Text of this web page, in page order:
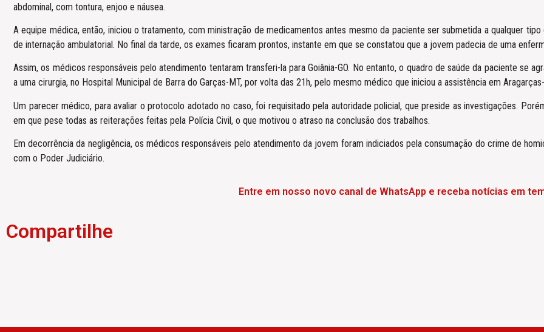
abdominal, com tontura, enjoo e náusea.
A equipe médica, então, iniciou o tratamento, com ministração de medicamentos antes mesmo da paciente ser submetida a qualquer
de internação ambulatorial. No final da tarde, os exames ficaram prontos, instante em que se constatou que a jovem padecia de uma
Assim, os médicos responsáveis pelo atendimento tentaram transferi-la para Goiânia-GO. No entanto, o quadro de saúde da paciente se
a uma cirurgia, no Hospital Municipal de Barra do Garças-MT, por volta das 21h, pelo mesmo médico que iniciou a assistência em
Um parecer médico, para avaliar o protocolo adotado no caso, foi requisitado pela autoridade policial, que preside as investigações.
em que pese todas as reiterações feitas pela Polícia Civil, o que motivou o atraso na conclusão dos trabalhos.
Em decorrência da negligência, os médicos responsáveis pelo atendimento da jovem foram indiciados pela consumação do crime de
com o Poder Judiciário.
Entre em nosso novo canal de WhatsApp e receba notícias em
Compartilhe